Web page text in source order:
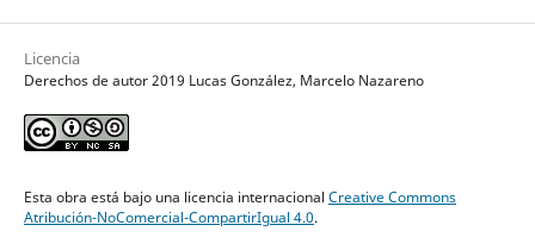
Licencia
Derechos de autor 2019 Lucas González, Marcelo Nazareno
Esta obra está bajo una licencia internacional Creative Commons
Atribución-NoComercial-CompartirIgual 4.0.